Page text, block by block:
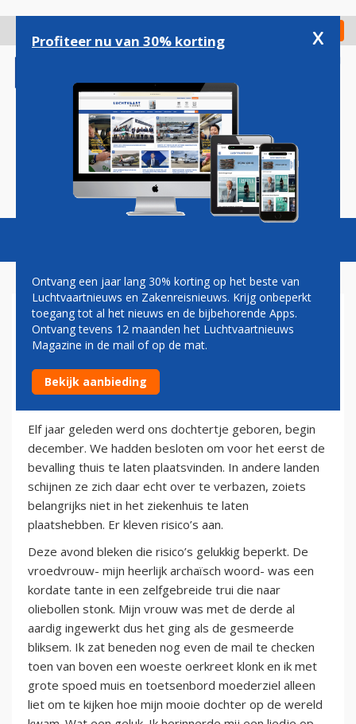
gaan
Check in
Magazine Podcasts Vacatures
HERMAN MATEBOER:
SCHUTTERSPUTJE
23 december 2013
Elf jaar geleden werd ons dochtertje geboren, begin
december. We hadden besloten om voor het eerst de
bevalling thuis te laten plaatsvinden. In andere landen
schijnen ze zich daar echt over te verbazen, zoiets
belangrijks niet in het ziekenhuis te laten
plaatshebben. Er kleven risico’s aan.
Deze avond bleken die risico’s gelukkig beperkt. De
vroedvrouw- mijn heerlijk archaïsch woord- was een
kordate tante in een zelfgebreide trui die naar
oliebollen stonk. Mijn vrouw was met de derde al
aardig ingewerkt dus het ging als de gesmeerde
bliksem. Ik zat beneden nog even de mail te checken
toen van boven een woeste oerkreet klonk en ik met
grote spoed muis en toetsenbord moederziel alleen
liet om te kijken hoe mijn mooie dochter op de wereld
Profiteer nu van 30% korting x
Ontvang een jaar lang 30% korting op het beste van
Luchtvaartnieuws en Zakenreisnieuws. Krijg onbeperkt
toegang tot al het nieuws en de bijbehorende Apps.
Ontvang tevens 12 maanden het Luchtvaartnieuws
Magazine in de mail of op de mat.
Bekijk aanbieding